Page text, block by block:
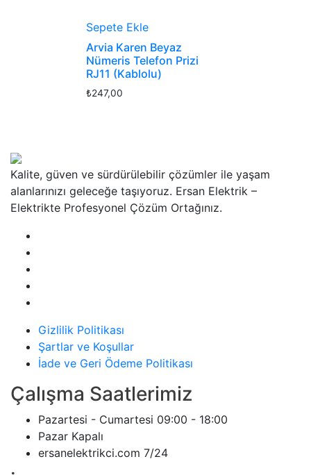
Sepete Ekle
Arvia Karen Beyaz
Nümeris Telefon Prizi
RJ11 (Kablolu)
₺247,00
Kalite, güven ve sürdürülebilir çözümler ile yaşam
alanlarınızı geleceğe taşıyoruz. Ersan Elektrik –
Elektrikte Profesyonel Çözüm Ortağınız.
Gizlilik Politikası
Şartlar ve Koşullar
İade ve Geri Ödeme Politikası
Çalışma Saatlerimiz
Pazartesi - Cumartesi 09:00 - 18:00
Pazar Kapalı
ersanelektrikci.com 7/24